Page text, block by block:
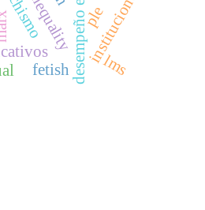
instituciones
fetish
ple
lms